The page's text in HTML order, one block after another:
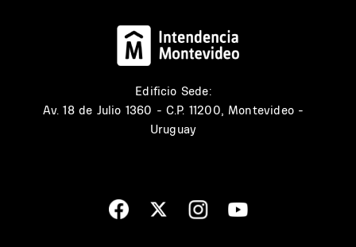
Edificio Sede:
Av. 18 de Julio 1360 - C.P. 11200, Montevideo -
Uruguay